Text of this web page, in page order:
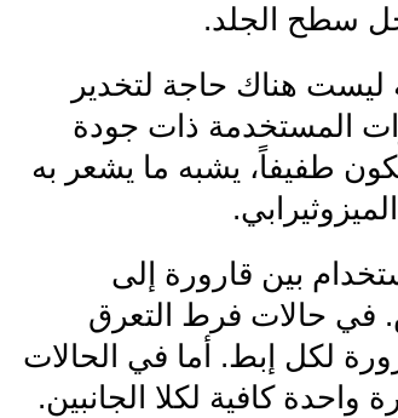
سطح الجلد.
ليست هناك حاجة لتخدير
المستخدمة ذات جودة
يكون طفيفاً، يشبه ما يشعر به
بين قارورة إلى
في حالات فرط التعرق
لكل إبط. أما في الحالات
واحدة كافية لكلا الجانبين.